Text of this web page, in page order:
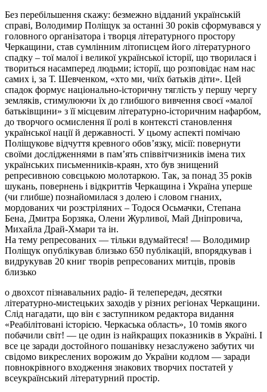
Без перебільшення скажу: безмежно відданий українській
справі, Володимир Поліщук за останні 30 років сформувався у
головного організатора і творця літературного простору
Черкащини, став сумлінним літописцем його літературного
спадку – тої малої і великої української історії, що творилася і
твориться насамперед людьми; історії, що розповідає нам нас
самих і, за Т. Шевченком, «хто ми, чиїх батьків діти». Цей
спадок формує національно-історичну тяглість у першу чергу
земляків, стимулюючи їх до глибшого вивчення своєї «малої
батьківщини» з її місцевим літературно-історичним нафарбом,
до творчого осмислення її ролі в контексті становлення
української нації й державності. У цьому аспекті помічаю
Поліщукове відчуття кревного обов’язку, місії: повернути
своїми дослідженнями в пам’ять співвітчизників імена тих
українських письменників-краян, хто був знищений
репресивною совєцькою молотаркою. Так, за понад 35 років
шукань, повернень і відкриттів Черкащина і Україна уперше
(чи глибше) познайомилася з долею і словом гнаних,
мордованих чи розстріляних – Тодося Осьмачки, Степана
Бена, Дмитра Борзяка, Олени Журливої, Май Дніпровича,
Михайла Драй-Хмари та ін.
На тему репресованих — тільки вдумайтеся! — Володимир
Поліщук опублікував близько 650 публікацій, впорядкував і
видрукував 20 книг творів репресованих митців, провів
близько
о двохсот пізнавальних радіо- й телепередач, десятки
літературно-мистецьких заходів у різних регіонах Черкащини.
Слід нагадати, що він є заступником редактора видання
«Реабілітовані історією. Черкаська область», 10 томів якого
побачили світ! — це один із найкращих показників в Україні. І
все це заради достойного пошанівку незаслужено забутих чи
свідомо викреслених ворожим до України кодлом — заради
повнокрівного входження знакових творчих постатей у
всеукраїнський літературний простір.